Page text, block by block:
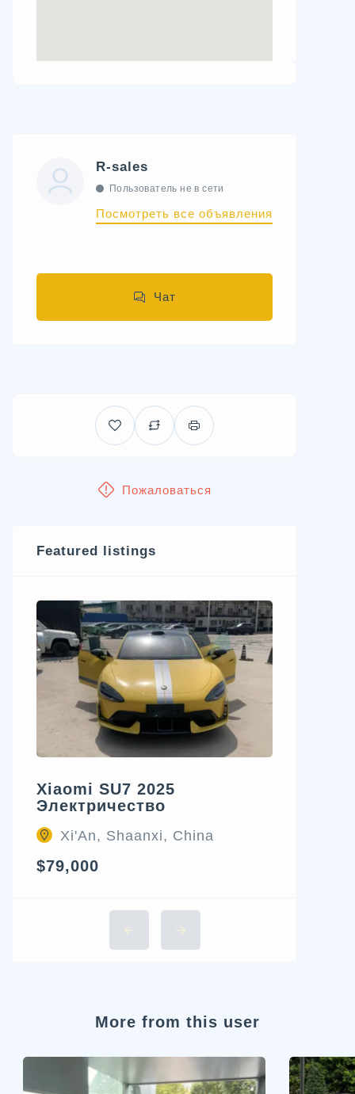
R-sales
Пользователь не в сети
Посмотреть все объявления
Чат
Пожаловаться
Featured listings
Xiaomi SU7 2025
Электричество
Xi'An, Shaanxi, China
$79,000
More from this user